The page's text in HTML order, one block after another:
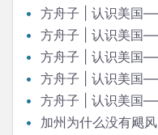
方舟子 | 认识美国
方舟子 | 认识美国
方舟子 | 认识美国
方舟子 | 认识美国
方舟子 | 认识美国
加州为什么没有飓风